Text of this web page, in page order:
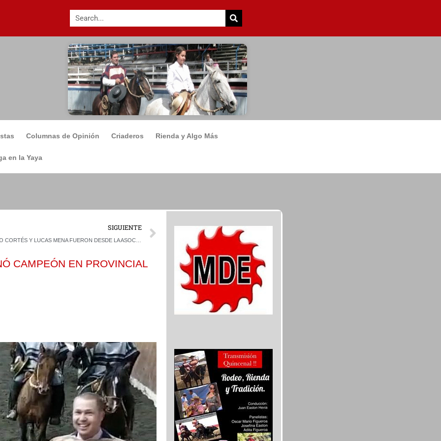
Search
Columnas de Opinión Criaderos Rienda y Algo Más
en la Yaya
SIGUIENTE
IVO CORTÉS Y LUCAS MENA FUERON DESDE LA ASOCIACIÓN COQUIMBO A GANAR EL RODEO DEL CLUB CAMARICO
Next
CAMPEÓN EN PROVINCIAL